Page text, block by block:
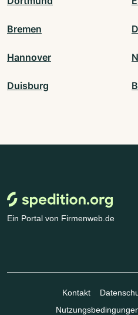
Bremen
Hannover
Duisburg
Ein Portal von Firmenweb.de
Kontakt